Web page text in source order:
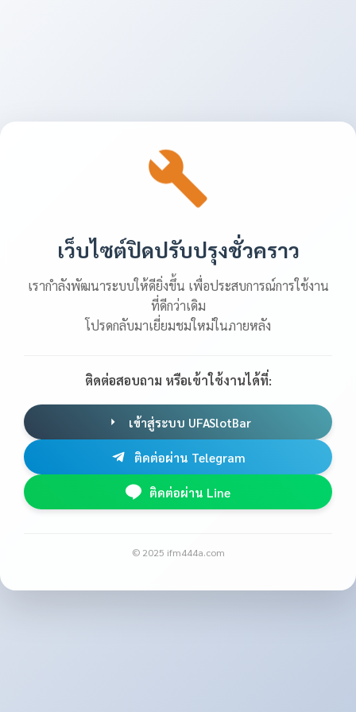
เว็บไซต์ปิดปรับปรุงชั่วคราว
เรากำลังพัฒนาระบบให้ดียิ่งขึ้น เพื่อประสบการณ์การใช้งาน
ที่ดีกว่าเดิม
โปรดกลับมาเยี่ยมชมใหม่ในภายหลัง
ติดต่อสอบถาม หรือเข้าใช้งานได้ที่:
เข้าสู่ระบบ UFASlotBar
ติดต่อผ่าน Telegram
ติดต่อผ่าน Line
© 2025 ifm444a.com